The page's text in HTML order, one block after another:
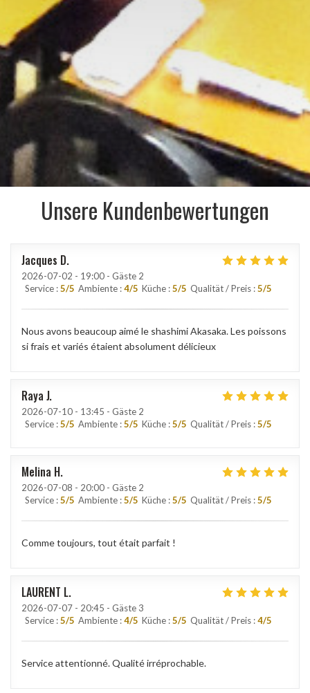
Unsere Kundenbewertungen
Jacques D
2026-07-02 - 19:00 - Gäste 2
Service :5/5 Ambiente :4/5 Küche :5/5 Qualität / Preis :5/5
Nous avons beaucoup aimé le shashimi Akasaka. Les poissons
si frais et variés étaient absolument délicieux
Raya J
2026-07-10 - 13:45 - Gäste 2
Service :5/5 Ambiente :5/5 Küche :5/5 Qualität / Preis :5/5
Melina H
2026-07-08 - 20:00 - Gäste 2
Service :5/5 Ambiente :5/5 Küche :5/5 Qualität / Preis :5/5
Comme toujours, tout était parfait !
LAURENT L
2026-07-07 - 20:45 - Gäste 3
Service :5/5 Ambiente :4/5 Küche :5/5 Qualität / Preis :4/5
Service attentionné. Qualité irréprochable.